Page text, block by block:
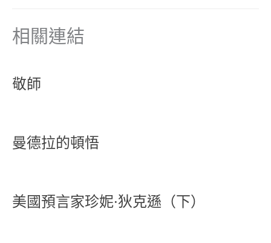
相關連結
敬師
曼德拉的頓悟
美國預言家珍妮·狄克遜（下）